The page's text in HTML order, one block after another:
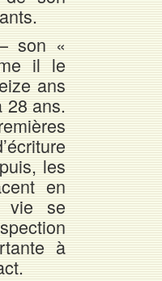
son «
il le
ans
28 ans.
les
en
vie se
à